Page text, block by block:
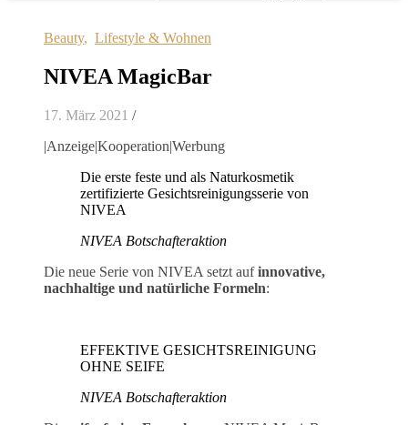
Beauty, Lifestyle & Wohnen
NIVEA MagicBar
17. März 2021 /
|Anzeige|Kooperation|Werbung
Die erste feste und als Naturkosmetik
zertifizierte Gesichtsreinigungsserie von
NIVEA
NIVEA Botschafteraktion
Die neue Serie von NIVEA setzt aufinnovative,
nachhaltige und natürliche Formeln:
EFFEKTIVE GESICHTSREINIGUNG
OHNE SEIFE
NIVEA Botschafteraktion